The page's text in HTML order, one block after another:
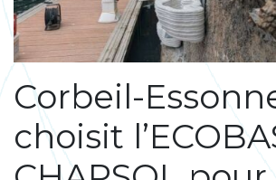
Corbeil-
choisit